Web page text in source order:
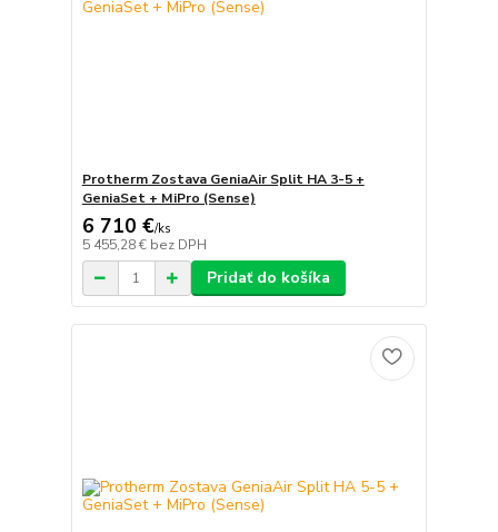
Protherm Zostava GeniaAir Split HA 3-5 +
GeniaSet + MiPro (Sense)
6 710 €/ks
5 455,28 € bez DPH
Pridať do košíka